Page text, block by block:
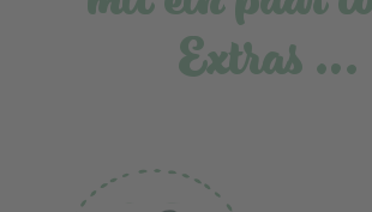
Extras …